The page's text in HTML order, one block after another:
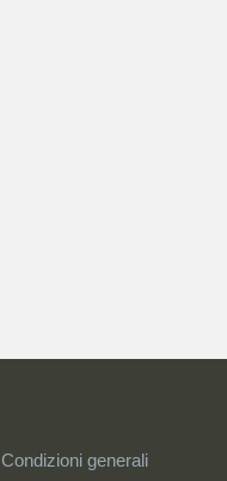
Condizioni generali